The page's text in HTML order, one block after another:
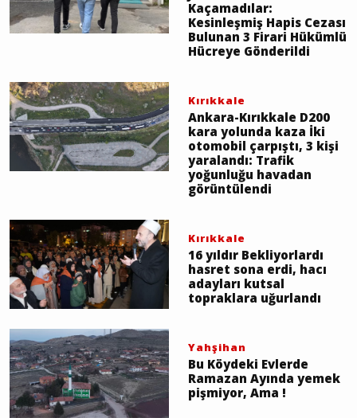
Kaçamadılar:
Kesinleşmiş Hapis Cezası
Bulunan 3 Firari Hükümlü
Hücreye Gönderildi
Kırıkkale
Ankara-Kırıkkale D200
kara yolunda kaza İki
otomobil çarpıştı, 3 kişi
yaralandı: Trafik
yoğunluğu havadan
görüntülendi
Kırıkkale
16 yıldır Bekliyorlardı
hasret sona erdi, hacı
adayları kutsal
topraklara uğurlandı
Yahşihan
Bu Köydeki Evlerde
Ramazan Ayında yemek
pişmiyor, Ama !